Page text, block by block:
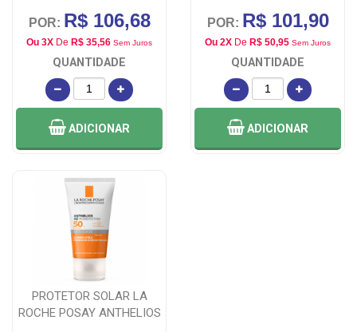
POR: R$ 106,68
Ou 3X De R$ 35,56 Sem Juros
QUANTIDADE
ADICIONAR
POR: R$ 101,90
Ou 2X De R$ 50,95 Sem Juros
QUANTIDADE
ADICIONAR
PROTETOR SOLAR LA
ROCHE POSAY ANTHELIOS